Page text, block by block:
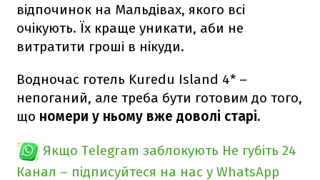
відпочинок на Мальдівах, якого всі
очікують. Їх краще уникати, аби не
витратити гроші в нікуди.
Водночас готель Kuredu Island 4* –
непоганий, але треба бути готовим до того,
що номери у ньому вже доволі старі.
Якщо Telegram заблокують Не губіть 24
Канал – підписуйтеся на нас у WhatsApp